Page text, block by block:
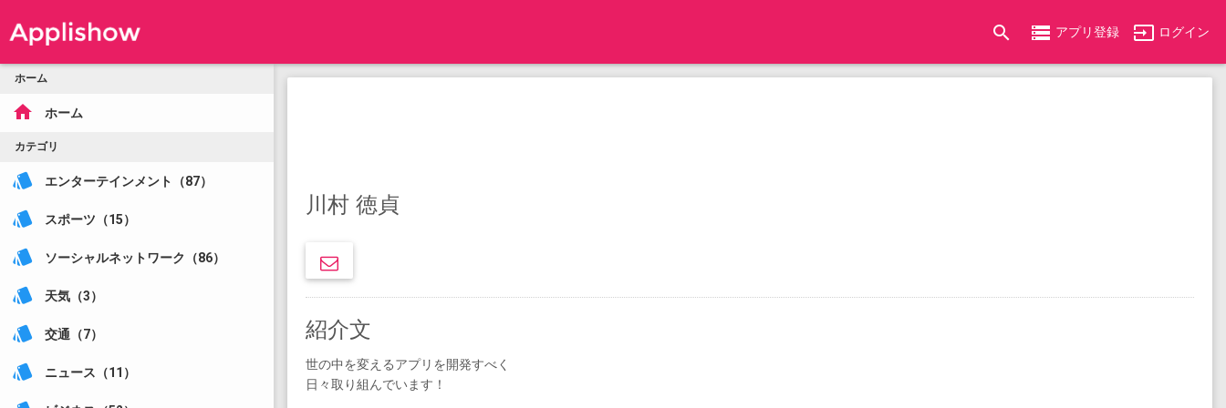
search storage アプリ登録 input ログイン
ホーム
home ホーム
カテゴリ
style エンターテインメント（87）
style スポーツ（15）
style ソーシャルネットワーク（86）
style 天気（3）
style 交通（7）
style ニュース（11）
川村 徳貞
紹介文
世の中を変えるアプリを開発すべく
日々取り組んでいます！